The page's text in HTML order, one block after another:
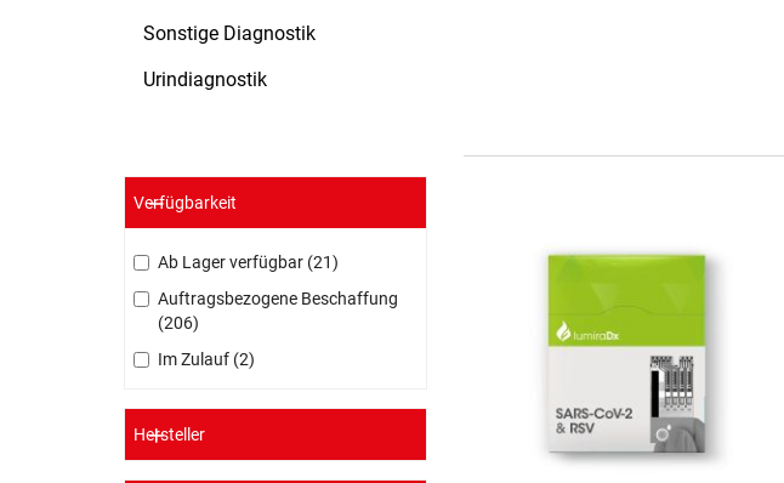
Sonstige Diagnostik
Urindiagnostik
Verfügbarkeit
Ab Lager verfügbar 21
Auftragsbezogene Beschaffung
206
Im Zulauf 2
Hersteller